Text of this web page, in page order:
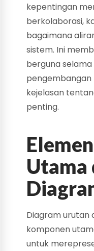
kepentingan
berkolaborasi,
bagaimana
sistem. Ini
berguna
pengembangan
kejelasan
penting.
Utama
Diagram urutan
komponen
untuk